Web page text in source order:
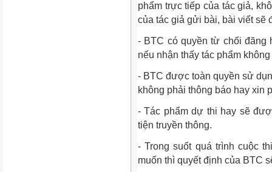
phẩm trực tiếp của tác giả,
của tác giả gửi bài, bài viết sẽ
- BTC có quyền từ chối đăng
nếu nhận thấy tác phẩm
- BTC được toàn quyền sử
không phải thông báo hay xin
- Tác phẩm dự thi hay sẽ
tiện truyền thông.
- Trong suốt quá trình cuộc
muốn thì quyết định của BTC